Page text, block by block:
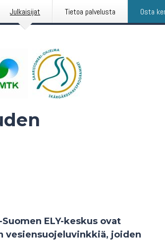
Julkaisijat Tietoa palvelusta Osta
ELY-keskus ovat
vesiensuojeluvinkkiä, joiden